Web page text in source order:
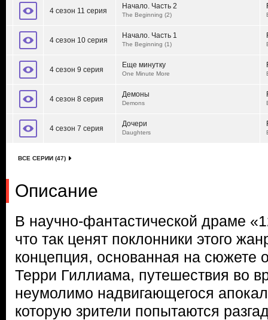
4 сезон 11 серия
Начало. Часть 2
The Beginning (2)
4 сезон 10 серия
Начало. Часть 1
The Beginning (1)
4 сезон 9 серия
Еще минутку
One Minute More
4 сезон 8 серия
Демоны
Demons
4 сезон 7 серия
Дочери
Daughters
ВСЕ СЕРИИ (47)
Описание
В научно-фантастической драме
что так ценят поклонники этого
концепция, основанная на сюжете
Терри Гиллиама, путешествия во
неумолимо надвигающегося
которую зрители попытаются